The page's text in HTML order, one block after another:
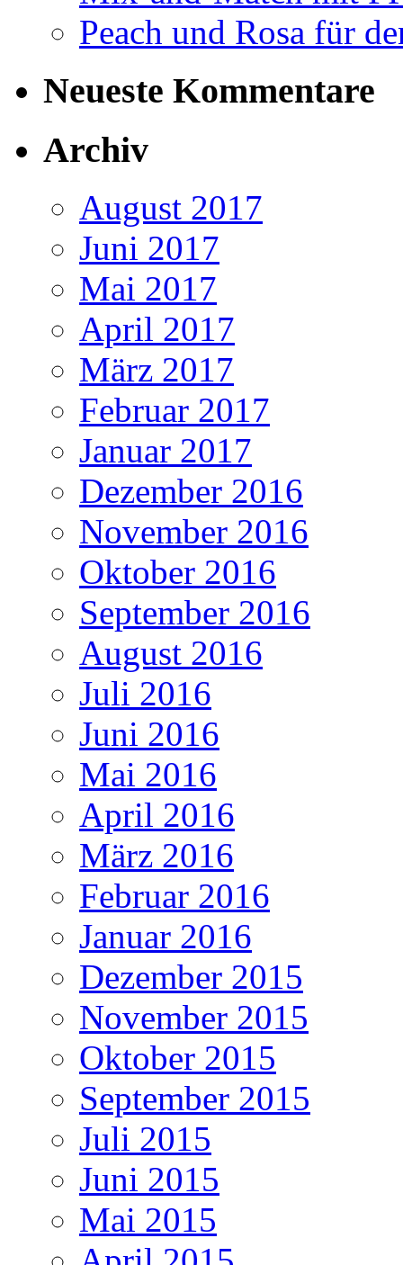
Peach und Rosa für
Neueste Kommentare
Archiv
August 2017
Juni 2017
Mai 2017
April 2017
März 2017
Februar 2017
Januar 2017
Dezember 2016
November 2016
Oktober 2016
September 2016
August 2016
Juli 2016
Juni 2016
Mai 2016
April 2016
März 2016
Februar 2016
Januar 2016
Dezember 2015
November 2015
Oktober 2015
September 2015
Juli 2015
Juni 2015
Mai 2015